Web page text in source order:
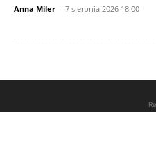
Anna Miler - 7 sierpnia 2026 18:00